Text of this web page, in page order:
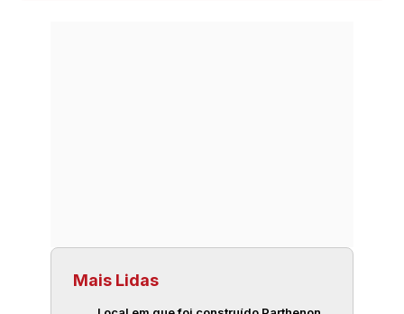
Mais Lidas